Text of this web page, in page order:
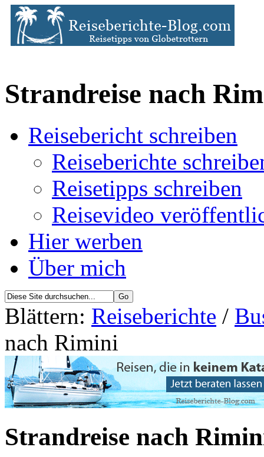
Strandreise nach
Reisebericht schreiben
Reiseberichte
Reisetipps schreiben
Reisevideo
Hier werben
Über mich
Blättern: Reiseberichte /
nach Rimini
Strandreise nach